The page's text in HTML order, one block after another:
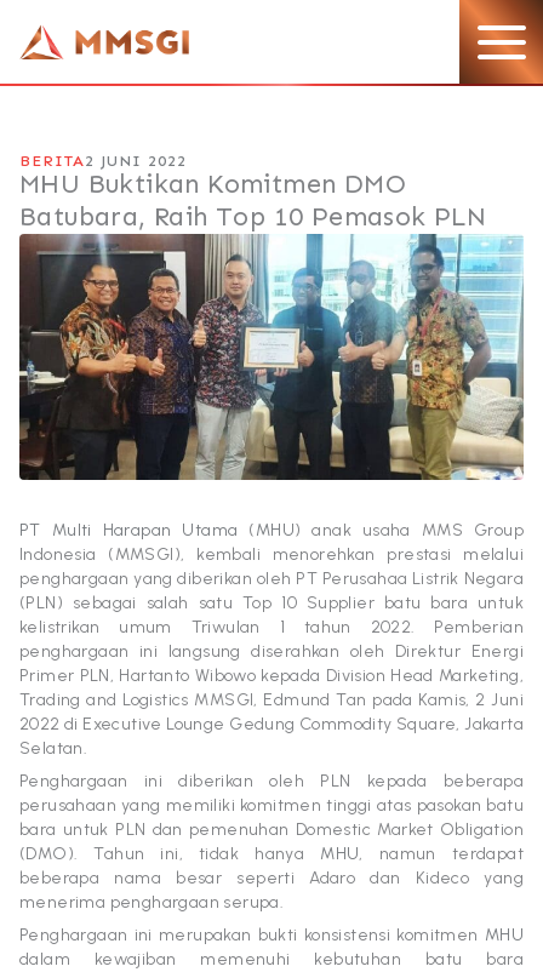
konten
BERITA2 JUNI 2022
MHU Buktikan Komitmen DMO
Batubara, Raih Top 10 Pemasok PLN
PT Multi Harapan Utama (MHU) anak usaha MMS Group
Indonesia (MMSGI), kembali menorehkan prestasi melalui
penghargaan yang diberikan oleh PT Perusahaa Listrik Negara
(PLN) sebagai salah satu Top 10 Supplier batu bara untuk
kelistrikan umum Triwulan 1 tahun 2022. Pemberian
penghargaan ini langsung diserahkan oleh Direktur Energi
Primer PLN, Hartanto Wibowo kepada Division Head Marketing,
Trading and Logistics MMSGI, Edmund Tan pada Kamis, 2 Juni
2022 di Executive Lounge Gedung Commodity Square, Jakarta
Selatan.
Penghargaan ini diberikan oleh PLN kepada beberapa
perusahaan yang memiliki komitmen tinggi atas pasokan batu
bara untuk PLN dan pemenuhan Domestic Market Obligation
(DMO). Tahun ini, tidak hanya MHU, namun terdapat
beberapa nama besar seperti Adaro dan Kideco yang
menerima penghargaan serupa.
Penghargaan ini merupakan bukti konsistensi komitmen MHU
dalam kewajiban memenuhi kebutuhan batu bara